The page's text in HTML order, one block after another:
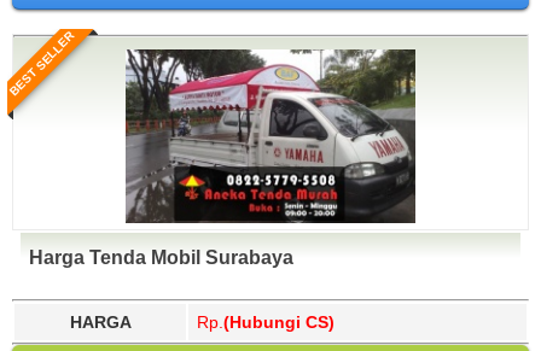
BEST SELLER
Harga Tenda Mobil Surabaya
HARGA Rp. (Hubungi CS)